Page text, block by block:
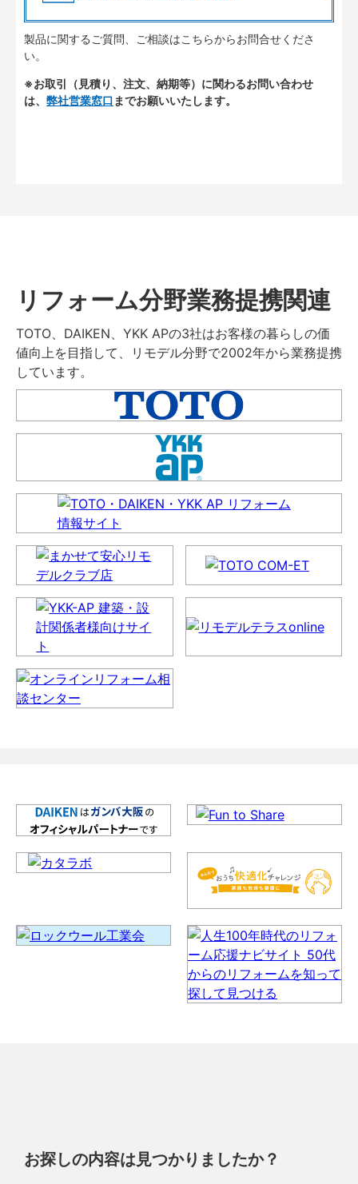
製品に関するご質問、ご相談はこちらからお問合せくださ
い。
※お取引（見積り、注文、納期等）に関わるお問い合わせ
は、 弊社営業窓口 までお願いいたします。
リフォーム分野業務提携関連
TOTO、DAIKEN、YKK APの3社はお客様の暮らしの価
値向上を目指して、リモデル分野で2002年から業務提携
しています。
お探しの内容は見つかりましたか？